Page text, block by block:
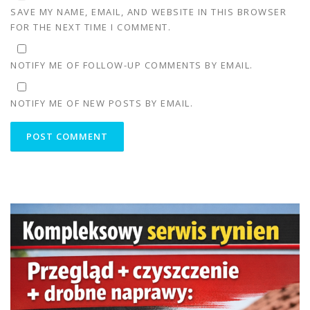
SAVE MY NAME, EMAIL, AND WEBSITE IN THIS BROWSER
FOR THE NEXT TIME I COMMENT.
NOTIFY ME OF FOLLOW-UP COMMENTS BY EMAIL.
NOTIFY ME OF NEW POSTS BY EMAIL.